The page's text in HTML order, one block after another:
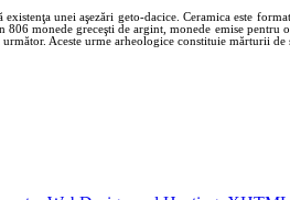
unei aşezări geto-dacice. Ceramica este
monede greceşti de argint, monede emise
Aceste urme arheologice constituie mărturii